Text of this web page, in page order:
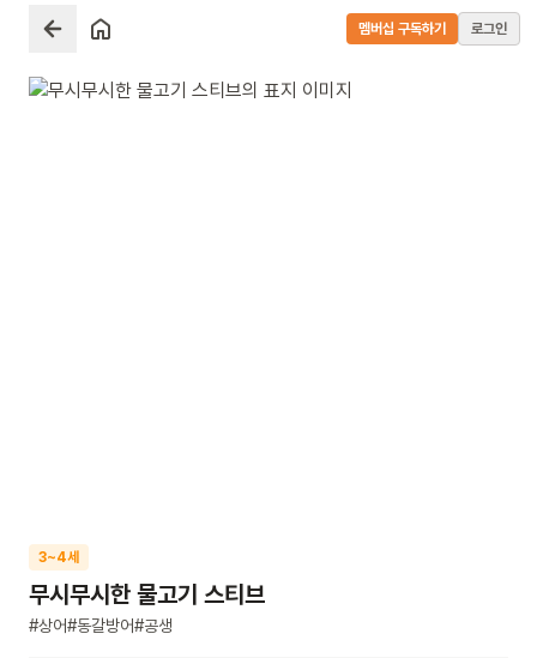
멤버십 구독하기 로그인
3~4세
무시무시한 물고기 스티브
#상어#동갈방어#공생